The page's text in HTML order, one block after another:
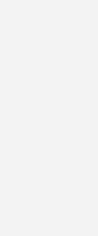
können. Grundlage ist